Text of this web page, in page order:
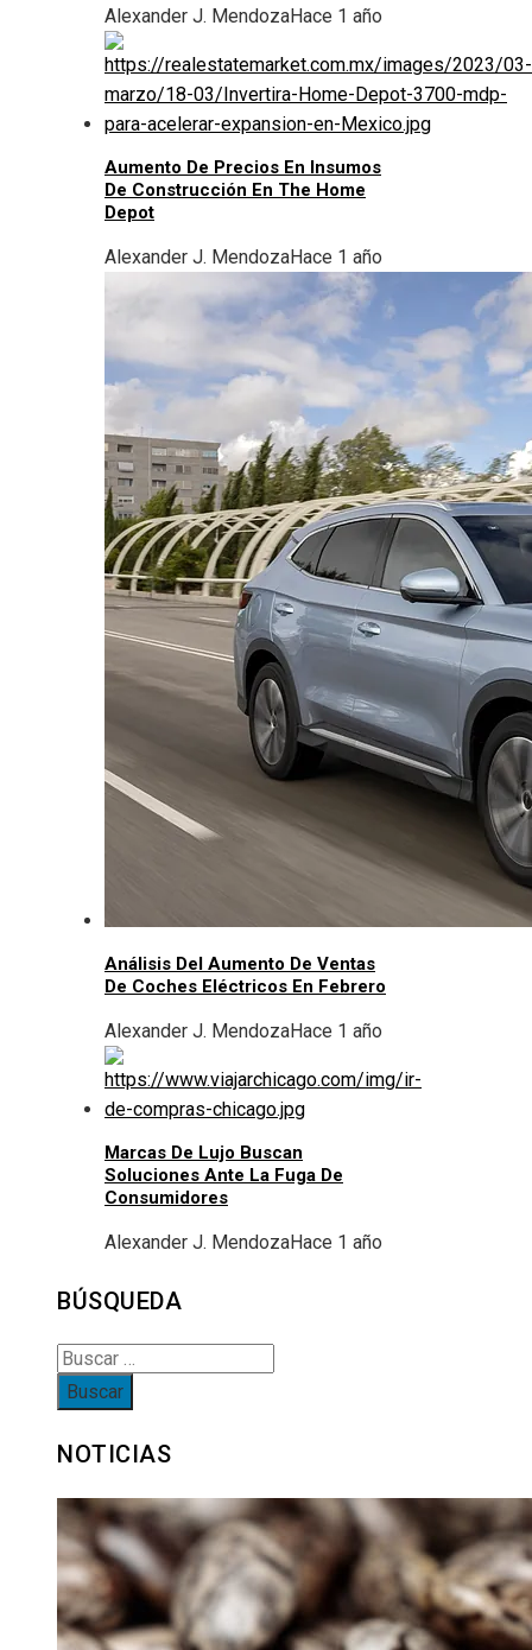
Alexander J. MendozaHace 1 año
Aumento De Precios En Insumos
De Construcción En The Home
Depot
Alexander J. MendozaHace 1 año
Análisis Del Aumento De Ventas
De Coches Eléctricos En Febrero
Alexander J. MendozaHace 1 año
Marcas De Lujo Buscan
Soluciones Ante La Fuga De
Consumidores
Alexander J. MendozaHace 1 año
BÚSQUEDA
Buscar:
NOTICIAS